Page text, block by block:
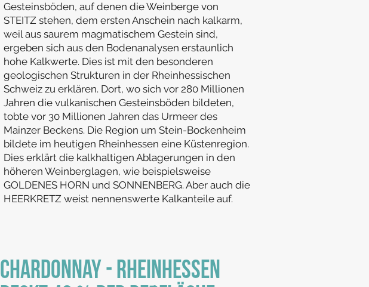
Gesteinsböden, auf denen die Weinberge von
STEITZ stehen, dem ersten Anschein nach kalkarm,
weil aus saurem magmatischem Gestein sind,
ergeben sich aus den Bodenanalysen erstaunlich
hohe Kalkwerte. Dies ist mit den besonderen
geologischen Strukturen in der Rheinhessischen
Schweiz zu erklären. Dort, wo sich vor 280 Millionen
Jahren die vulkanischen Gesteinsböden bildeten,
tobte vor 30 Millionen Jahren das Urmeer des
Mainzer Beckens. Die Region um Stein-Bockenheim
bildete im heutigen Rheinhessen eine Küstenregion.
Dies erklärt die kalkhaltigen Ablagerungen in den
höheren Weinberglagen, wie beispielsweise
GOLDENES HORN und SONNENBERG. Aber auch die
HEERKRETZ weist nennenswerte Kalkanteile auf.
Chardonnay - Rheinhessen